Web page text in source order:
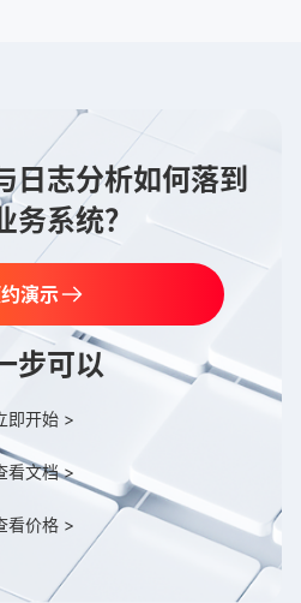
日志分析如何落到
务系统？
演示
步可以
即开始 >
看文档 >
看价格 >